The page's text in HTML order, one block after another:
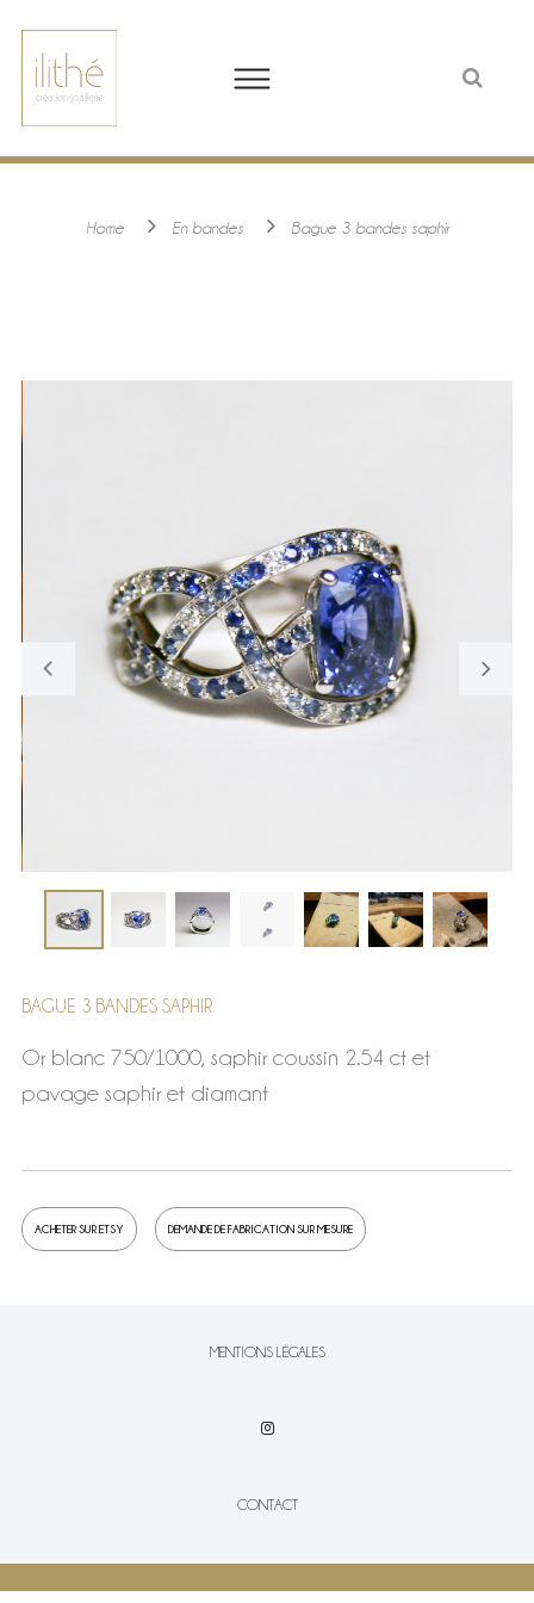
Home En bandes Bague 3 bandes saphir
BAGUE 3 BANDES SAPHIR
Or blanc 750/1000, saphir coussin 2.54 ct et
pavage saphir et diamant
ACHETER SUR ETSY DEMANDE DE FABRICATION SUR MESURE
MENTIONS LÉGALES
CONTACT